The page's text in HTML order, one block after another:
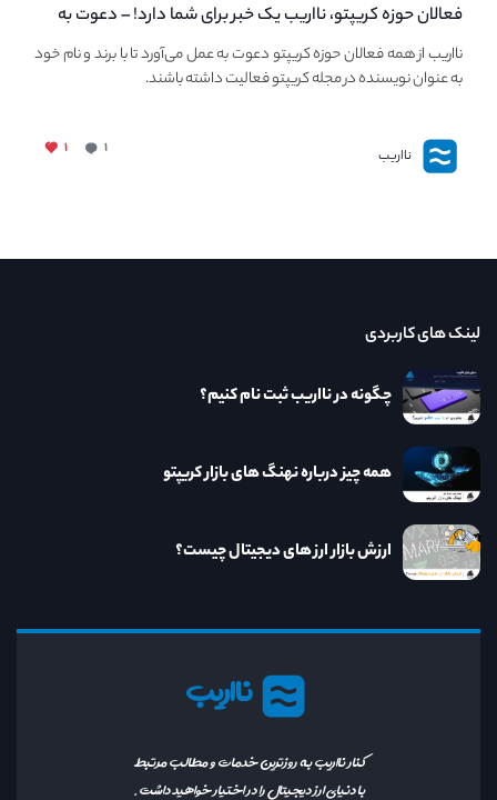
فعالان حوزه کریپتو، نااریب یک خبر برای شما دارد! – دعوت به
فعالیت در مجله کریپتو
نااریب از همه فعالان حوزه کریپتو دعوت به عمل می‌آورد تا با برند و نام خود
به عنوان نویسنده در مجله کریپتو فعالیت داشته باشند.
نااریب ۱ ۱
نااریب
کنار نااریب به روزترین خدمات و مطالب مرتبط
با دنیای ارز دیجیتال را در اختیار خواهید داشت.
لینک های کاربردی
چگونه در نااریب ثبت نام کنیم؟
همه چیز درباره نهنگ های بازار کریپتو
ارزش بازار ارز های دیجیتال چیست؟